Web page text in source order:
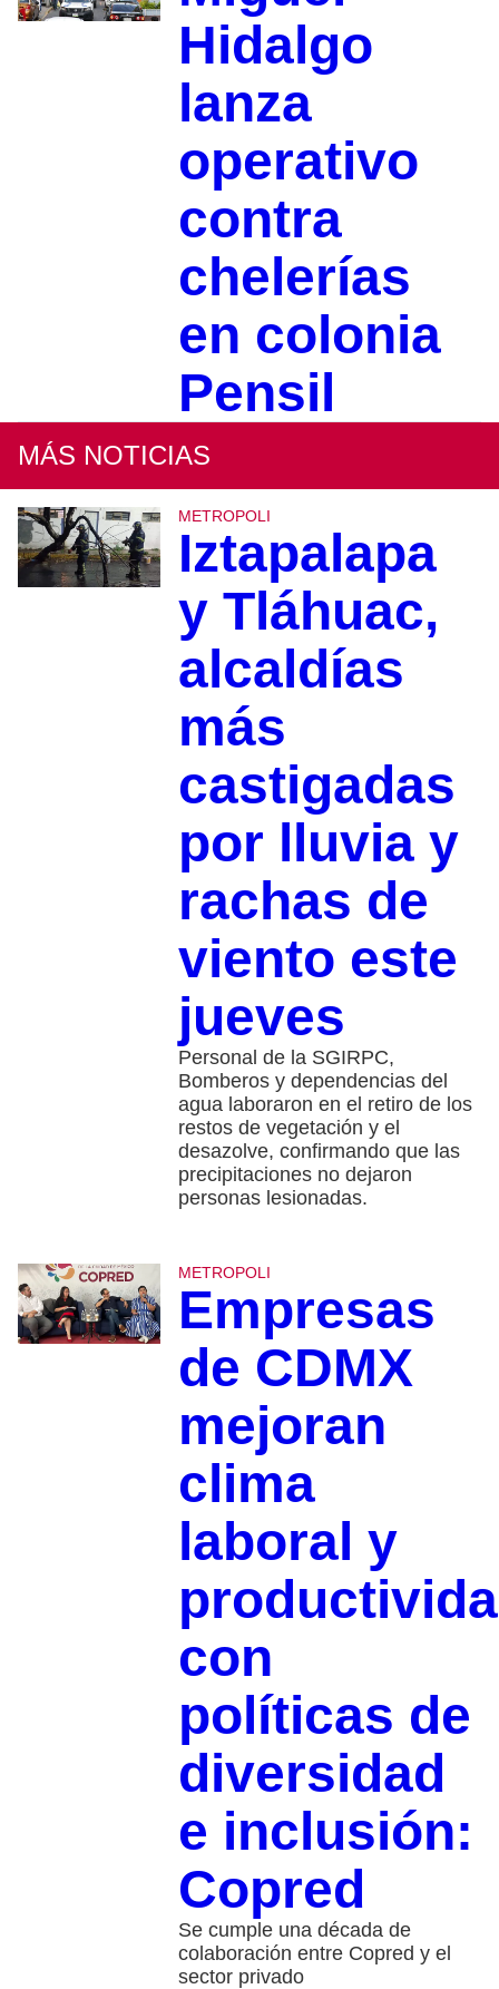
Hidalgo
lanza
operativo
contra
chelerías
en colonia
Pensil
MÁS NOTICIAS
METROPOLI
Iztapalapa
y Tláhuac,
alcaldías
más
castigadas
por lluvia y
rachas de
viento este
jueves
Personal de la SGIRPC,
Bomberos y dependencias del
agua laboraron en el retiro de los
restos de vegetación y el
desazolve, confirmando que las
precipitaciones no dejaron
personas lesionadas.
METROPOLI
Empresas
de CDMX
mejoran
clima
laboral y
con
políticas de
diversidad
e inclusión:
Copred
Se cumple una década de
colaboración entre Copred y el
sector privado